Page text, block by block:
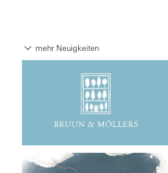
mehr Neuigkeiten